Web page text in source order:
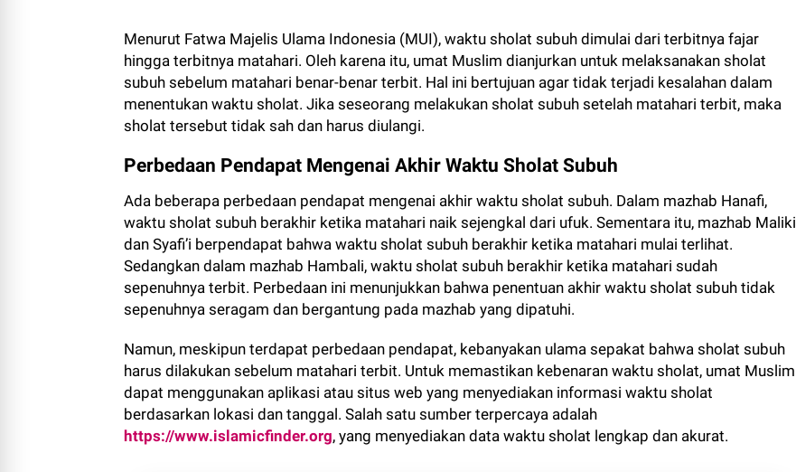
Menurut Fatwa Majelis Ulama Indonesia (MUI), waktu sholat subuh dimulai dari terbitnya fajar
hingga terbitnya matahari. Oleh karena itu, umat Muslim dianjurkan untuk melaksanakan sholat
subuh sebelum matahari benar-benar terbit. Hal ini bertujuan agar tidak terjadi kesalahan dalam
menentukan waktu sholat. Jika seseorang melakukan sholat subuh setelah matahari terbit, maka
sholat tersebut tidak sah dan harus diulangi.
Perbedaan Pendapat Mengenai Akhir Waktu Sholat Subuh
Ada beberapa perbedaan pendapat mengenai akhir waktu sholat subuh. Dalam mazhab Hanafi,
waktu sholat subuh berakhir ketika matahari naik sejengkal dari ufuk. Sementara itu, mazhab Maliki
dan Syafi’i berpendapat bahwa waktu sholat subuh berakhir ketika matahari mulai terlihat.
Sedangkan dalam mazhab Hambali, waktu sholat subuh berakhir ketika matahari sudah
sepenuhnya terbit. Perbedaan ini menunjukkan bahwa penentuan akhir waktu sholat subuh tidak
sepenuhnya seragam dan bergantung pada mazhab yang dipatuhi.
Namun, meskipun terdapat perbedaan pendapat, kebanyakan ulama sepakat bahwa sholat subuh
harus dilakukan sebelum matahari terbit. Untuk memastikan kebenaran waktu sholat, umat Muslim
dapat menggunakan aplikasi atau situs web yang menyediakan informasi waktu sholat
berdasarkan lokasi dan tanggal. Salah satu sumber terpercaya adalah
https://www.islamicfinder.org, yang menyediakan data waktu sholat lengkap dan akurat.